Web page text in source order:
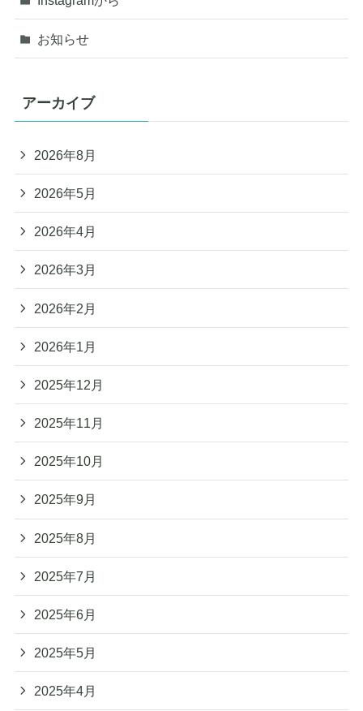
お知らせ
アーカイブ
2026年8月
2026年5月
2026年4月
2026年3月
2026年2月
2026年1月
2025年12月
2025年11月
2025年10月
2025年9月
2025年8月
2025年7月
2025年6月
2025年5月
2025年4月